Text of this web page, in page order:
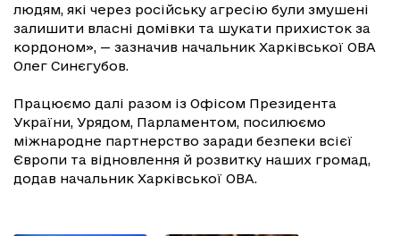
людям, які через російську агресію були змушені
залишити власні домівки та шукати прихисток за
кордоном», — зазначив начальник Харківської ОВА
Олег Синєгубов.
Працюємо далі разом із Офісом Президента
України, Урядом, Парламентом, посилюємо
міжнародне партнерство заради безпеки всієї
Європи та відновлення й розвитку наших громад,
додав начальник Харківської ОВА.